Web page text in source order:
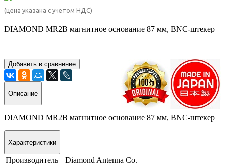
(цена указана с учетом НДС)
DIAMOND MR2B магнитное основание 87 мм, BNC-штекер
Добавить в сравнение
Описание
DIAMOND MR2B магнитное основание 87 мм, BNC-штекер
Характеристики
Производитель
Diamond Antenna Co.